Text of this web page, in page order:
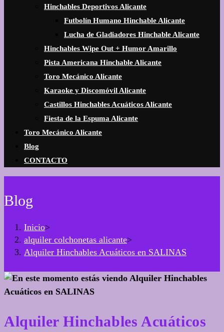
Hinchables Deportivos Alicante
Futbolín Humano Hinchable Alicante
Lucha de Gladiadores Hinchable Alicante
Hinchables Wipe Out + Humor Amarillo
Pista Americana Hinchable Alicante
Toro Mecánico Alicante
Karaoke y Discomóvil Alicante
Castillos Hinchables Acuáticos Alicante
Fiesta de la Espuma Alicante
Toro Mecánico Alicante
Blog
CONTACTO
Blog
Inicio>
alquiler colchonetas alicante>
Alquiler Hinchables Acuáticos en SALINAS
Alquiler Hinchables Acuáticos